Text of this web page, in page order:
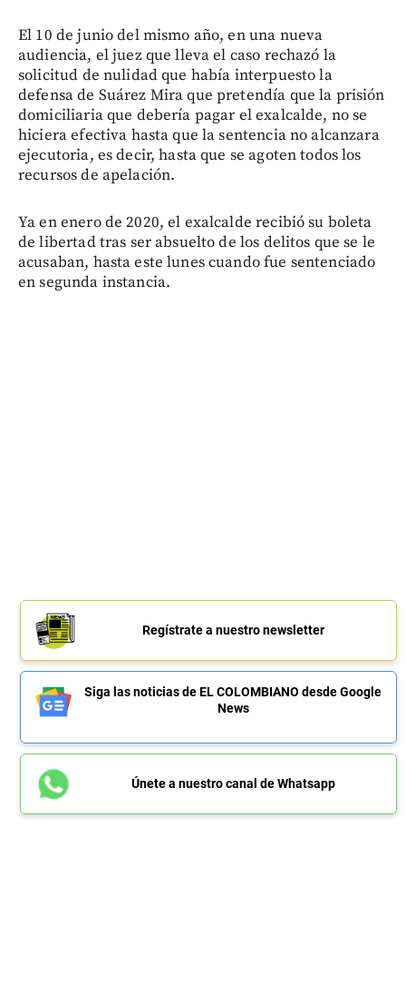
El 10 de junio del mismo año, en una nueva
audiencia, el juez que lleva el caso rechazó la
solicitud de nulidad que había interpuesto la
defensa de Suárez Mira que pretendía que la prisión
domiciliaria que debería pagar el exalcalde, no se
hiciera efectiva hasta que la sentencia no alcanzara
ejecutoria, es decir, hasta que se agoten todos los
recursos de apelación.
Ya en enero de 2020, el exalcalde recibió su boleta
de libertad tras ser absuelto de los delitos que se le
acusaban, hasta este lunes cuando fue sentenciado
en segunda instancia.
Regístrate a nuestro newsletter
Siga las noticias de EL COLOMBIANO desde Google
News
Únete a nuestro canal de Whatsapp